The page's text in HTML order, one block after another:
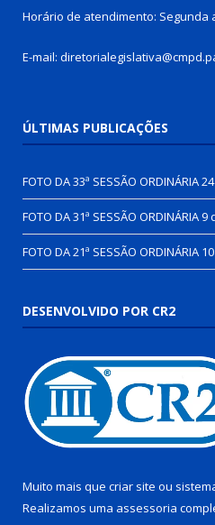
Horário de atendimento: Segunda
E-mail:
ÚLTIMAS PUBLICAÇÕES
FOTO DA 33ª SESSÃO ORDINÁRIA
FOTO DA 31ª SESSÃO ORDINÁRIA9
FOTO DA 21ª SESSÃO ORDINÁRIA
DESENVOLVIDO POR CR2
Muito mais que criar site ou
Realizamos uma assessoria